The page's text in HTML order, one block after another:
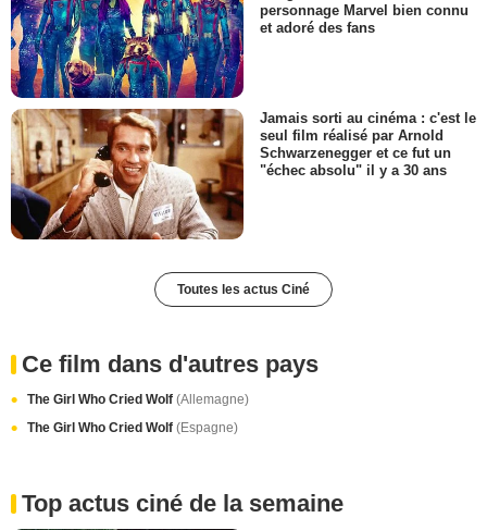
personnage Marvel bien connu
et adoré des fans
Jamais sorti au cinéma : c'est le
seul film réalisé par Arnold
Schwarzenegger et ce fut un
"échec absolu" il y a 30 ans
Toutes les actus Ciné
Ce film dans d'autres pays
The Girl Who Cried Wolf (Allemagne)
The Girl Who Cried Wolf (Espagne)
Top actus ciné de la semaine